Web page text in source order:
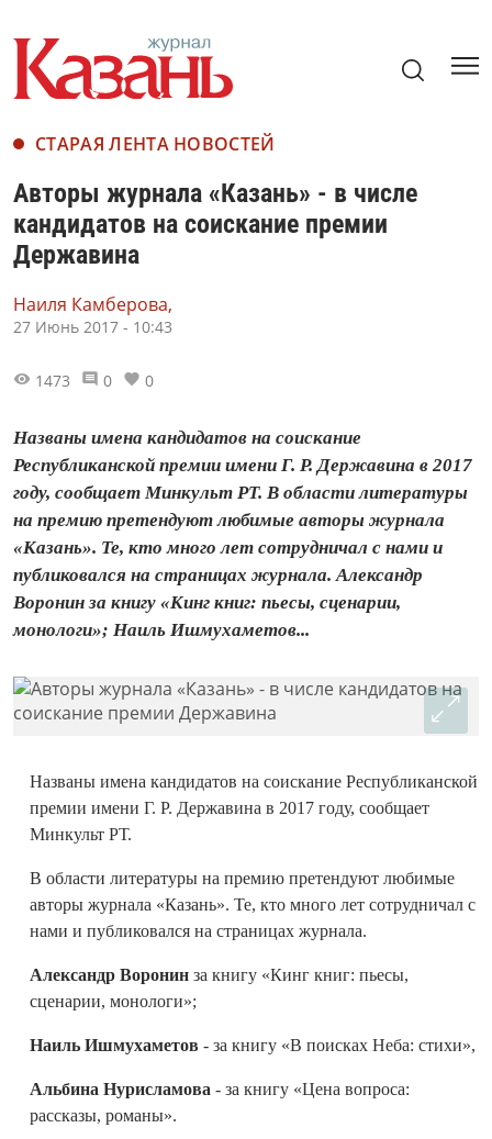
СТАРАЯ ЛЕНТА НОВОСТЕЙ
Авторы журнала «Казань» - в числе
кандидатов на соискание премии
Державина
Наиля Камберова,
27 Июнь 2017 - 10:43
1473 0 0
Названы имена кандидатов на соискание
Республиканской премии имени Г. Р. Державина в 2017
году, сообщает Минкульт РТ. В области литературы
на премию претендуют любимые авторы журнала
«Казань». Те, кто много лет сотрудничал с нами и
публиковался на страницах журнала. Александр
Воронин за книгу «Кинг книг: пьесы, сценарии,
монологи»; Наиль Ишмухаметов...
Названы имена кандидатов на соискание Республиканской
премии имени Г. Р. Державина в 2017 году, сообщает
Минкульт РТ.
В области литературы на премию претендуют любимые
авторы журнала «Казань». Те, кто много лет сотрудничал с
нами и публиковался на страницах журнала.
Александр Воронин за книгу «Кинг книг: пьесы,
сценарии, монологи»;
Наиль Ишмухаметов - за книгу «В поисках Неба: стихи»,
Альбина Нурисламова - за книгу «Цена вопроса:
рассказы, романы».